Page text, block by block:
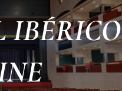
IBÉRICO